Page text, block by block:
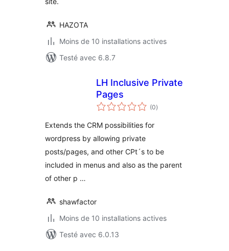
HAZOTA
Moins de 10 installations actives
Testé avec 6.8.7
LH Inclusive Private
Pages
(0notes
en
)
Extends the CRM possibilities for
wordpress by allowing private
posts/pages, and other CPt´s to be
included in menus and also as the parent
of other p …
shawfactor
Moins de 10 installations actives
Testé avec 6.0.13